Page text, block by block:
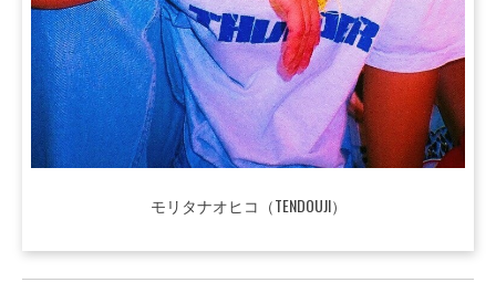
モリタナオヒコ（TENDOUJI）